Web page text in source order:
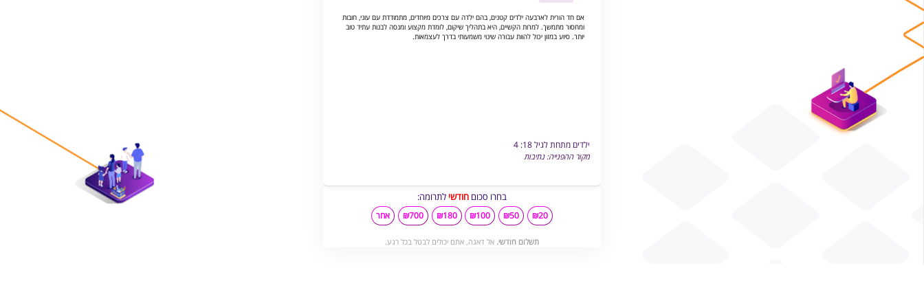
אם חד הורית לארבעה ילדים קטנים, בהם ילדה עם צרכים מיוחדים, מתמודדת עם עוני, חובות
ומחסור מתמשך. למרות הקשיים, היא בתהליך שיקום, לומדת מקצוע ומנסה לבנות עתיד טוב
יותר. סיוע במזון יכול להוות עבורה שינוי משמעותי בדרך לעצמאות.
ילדים מתחת לגיל 18: 4
מקור ההפנייה: נתיבות
בחרו סכום חודשי לתרומה:
₪20
₪50
₪100
₪180
₪700 אחר
תשלום חודשי. אל דאגה, אתם יכולים לבטל בכל רגע.